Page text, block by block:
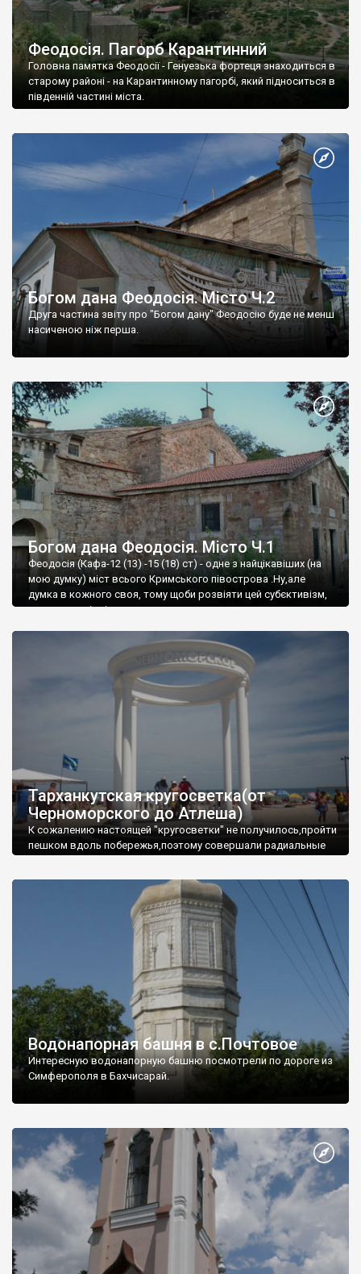
Феодосія. Пагорб Карантинний
Головна памятка Феодосії - Генуезька фортеця знаходиться в
старому районі - на Карантинному пагорбі, який підноситься в
південній частині міста.
Богом дана Феодосія. Місто Ч.2
Друга частина звіту про "Богом дану" Феодосію буде не менш
насиченою ніж перша.
Богом дана Феодосія. Місто Ч.1
Феодосія (Кафа-12 (13) -15 (18) ст) - одне з найцікавіших (на
мою думку) міст всього Кримського півострова .Ну,але
думка в кожного своя, тому щоби розвіяти цей субєктивізм,
запрошую відвідати це
Тарханкутская кругосветка(от
Черноморского до Атлеша)
К сожалению настоящей "кругосветки" не получилось,пройти
пешком вдоль побережья,поэтому совершали радиальные
Водонапорная башня в с.Почтовое
Интересную водонапорную башню посмотрели по дороге из
Симферополя в Бахчисарай.